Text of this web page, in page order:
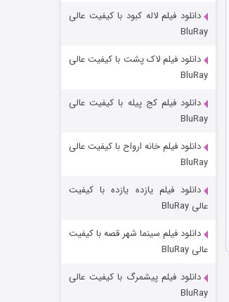
شوهر
دانلود فیلم لاله کبود با کیفیت عالی
BluRay
دانلود فیلم لاک پشت با کیفیت عالی
BluRay
دانلود فیلم کج‌ پیله با کیفیت عالی
BluRay
دانلود فیلم خانه ارواح با کیفیت عالی
BluRay
دانلود فیلم یازده یازده با کیفیت
عالی BluRay
دانلود فیلم سینما شهر قصه با کیفیت
عالی BluRay
دانلود فیلم پیشمرگ با کیفیت عالی
BluRay